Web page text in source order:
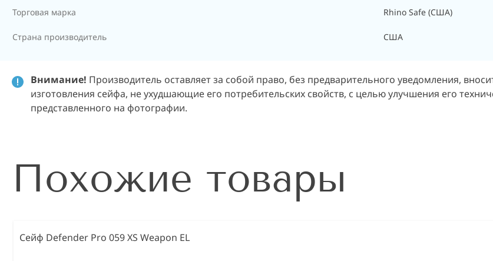
Торговая марка Rhino Safe (США)
Страна производитель США
Внимание! Производитель оставляет за собой право, без предварительного уведомления,
изготовления сейфа, не ухудшающие его потребительских свойств, с целью улучшения его
представленного на фотографии.
Похожие товары
Сейф Defender Pro 059 XS Weapon EL